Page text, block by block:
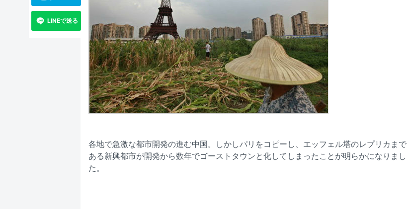
各地で急激な都市開発の進む中国。しかしパリをコピーし、エッフェル塔のレプリカまで
ある新興都市が開発から数年でゴーストタウンと化してしまったことが明らかになりまし
た。
LINEで送る